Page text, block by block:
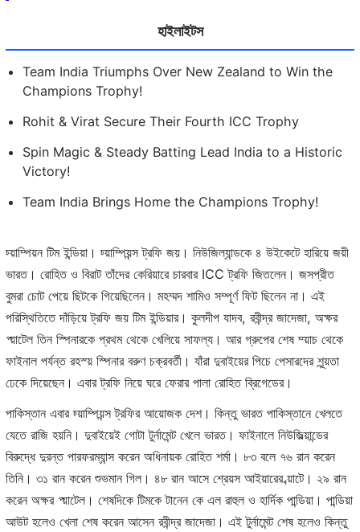
হাইলাইটস
Team India Triumphs Over New Zealand to Win the
Champions Trophy!
Rohit & Virat Secure Their Fourth ICC Trophy
Spin Magic & Steady Batting Lead India to a Historic
Victory!
Team India Brings Home the Champions Trophy!
চ্য়াম্পিয়ন টিম ইন্ডিয়া। চ্য়াম্পিয়ন্স ট্রফি জয়। নিউজিল্যান্ডকে ৪ উইকেটে হারিয়ে জয়ী
ভারত। রোহিত ও বিরাট তাঁদের কেরিয়ারে চারবার ICC ট্রফি জিতলেন। জসপ্রীত
বুমরা চোট পেয়ে ছিটকে গিয়েছিলেন। মহম্মদ শামিও সম্পূর্ণ ফিট ছিলেন না। এই
পরিস্থিতিতে দাঁড়িয়ে ট্রফি জয় টিম ইন্ডিয়ার। কুলদীপ যাদব, রবীন্দ্র জাদেজা, অক্ষর
প্য়াটেল তিন স্পিনারকে প্রথম থেকে খেলিয়ে সাফল্য। আর গ্রুপের শেষ ম্য়াচ থেকে
ফাইনাল পর্যন্ত রহস্য় স্পিনার বরুণ চক্রবর্তী। যাঁরা দুবাইয়ের পিচে পেসারদের শূন্য়তা
ঢেকে দিয়েছেন। এবার ট্রফি নিয়ে ঘরে ফেরার পালা রোহিত ব্রিগেডের।
পাকিস্তান এবার চ্য়াম্পিয়ন্স ট্রফির আয়োজক দেশ। কিন্তু ভারত পাকিস্তানে খেলতে
যেতে রাজি হয়নি। দুবাইয়েই গোটা টুর্নামেন্ট খেলে ভারত। ফাইনালে নিউজিল্য়ান্ডের
বিরুদ্ধে দুরন্ত পারফরম্যান্স করেন অধিনায়ক রোহিত শর্মা। ৮৩ বলে ৭৬ রান করেন
তিনি। ৩১ রান করেন শুভমান গিল। ৪৮ রান আসে শ্রেয়স আইয়ারের ব্য়াটে। ২৯ রান
করেন অক্ষর প্য়াটেল। শেষদিকে টিমকে টানেন কে এল রাহুল ও হার্দিক পান্ডিয়া। পান্ডিয়া
আউট হলেও খেলা শেষ করেন আসেন রবীন্দ্র জাদেজা। এই টুর্নামেন্ট শেষ হলেও কিন্তু